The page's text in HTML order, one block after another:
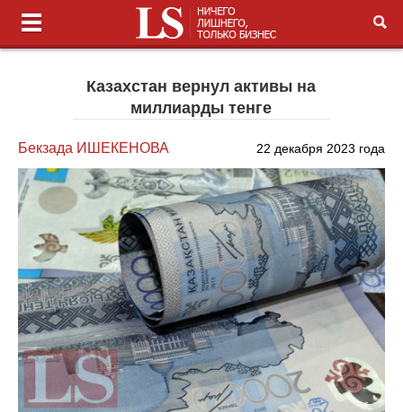
Казахстан вернул активы на
миллиарды тенге
Бекзада ИШЕКЕНОВА 22 декабря 2023 года